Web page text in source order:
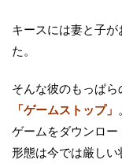
キースには妻と子
た。
そんな彼のもっぱ
「ゲームストップ」
ゲームをダウンロ
形態は今では厳しい